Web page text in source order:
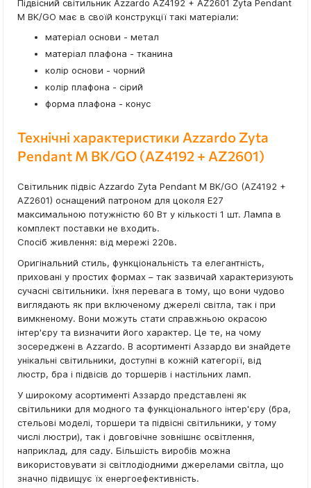
Підвісний світильник Azzardo AZ4192 + AZ2601 Zyta Pendant
M BK/GO має в своїй конструкції такі матеріали:
матеріал основи - метал
матеріал плафона - тканина
колір основи - чорний
колір плафона - сірий
форма плафона - конус
Технічні характеристики Azzardo Zyta
Pendant M BK/GO (AZ4192 + AZ2601)
Світильник підвіс Azzardo Zyta Pendant M BK/GO (AZ4192 +
AZ2601) оснащений патроном для цоколя E27
максимальною потужністю 60 Вт у кількості 1 шт. Лампа в
комплект поставки не входить.
Спосіб живлення: від мережі 220в.
Оригінальний стиль, функціональність та елегантність,
приховані у простих формах – так зазвичай характеризують
сучасні світильники. Їхня перевага в тому, що вони чудово
виглядають як при включеному джерелі світла, так і при
вимкненому. Вони можуть стати справжньою окрасою
інтер'єру та визначити його характер. Це те, на чому
зосереджені в Azzardo. В асортименті Аззардо ви знайдете
унікальні світильники, доступні в кожній категорії, від
люстр, бра і підвісів до торшерів і настільних ламп.
У широкому асортименті Аззардо представлені як
світильники для модного та функціонального інтер'єру (бра,
стельові моделі, торшери та підвісні світильники, у тому
числі люстри), так і довговічне зовнішнє освітлення,
наприклад, для саду. Більшість виробів можна
використовувати зі світлодіодними джерелами світла, що
значно підвищує їх енергоефективність.